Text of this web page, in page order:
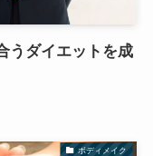
うダイエットを成
ボディメイク